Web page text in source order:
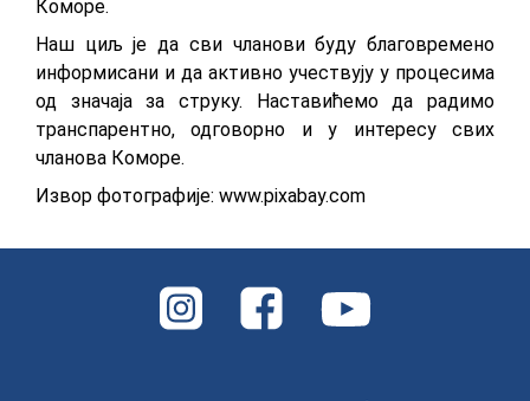
Коморе.
Наш циљ је да сви чланови буду благовремено
информисани и да активно учествују у процесима
од значаја за струку. Наставићемо да радимо
транспарентно, одговорно и у интересу свих
чланова Коморе.
Извор фотографије: www.pixabay.com